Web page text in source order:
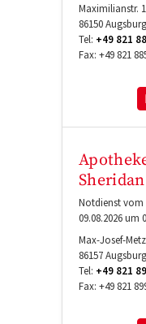
Maximilianstr.
86150Augsburg
Tel: +49 821
Fax: +49 821
Notdienst vom
09.08.2026 um
Max-Josef-
86157Augsburg
Tel: +49 821
Fax: +49 821